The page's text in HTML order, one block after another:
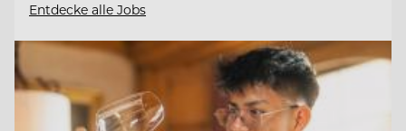
Entdecke alle Jobs